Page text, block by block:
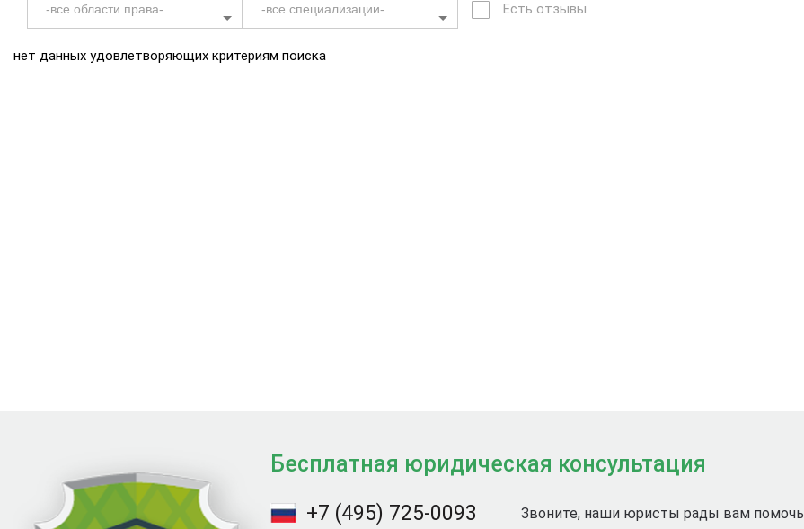
Есть отзывы
нет данных удовлетворяющих критериям поиска
Бесплатная юридическая консультация
+7 (495) 725-0093 Звоните, наши юристы рады вам помочь